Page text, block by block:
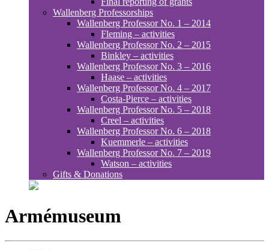
Wallenberg Professorships
Wallenberg Professor No. 1 – 2014
Fleming – activities
Wallenberg Professor No. 2 – 2015
Binkley – activities
Wallenberg Professor No. 3 – 2016
Haase – activities
Wallenberg Professor No. 4 – 2017
Costa-Pierce – activities
Wallenberg Professor No. 5 – 2018
Creel – activities
Wallenberg Professor No. 6 – 2018
Kuemmerle – activities
Wallenberg Professor No. 7 – 2019
Watson – activities
Gifts & Donations
Armémuseum